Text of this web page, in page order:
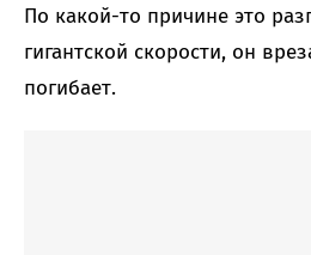
По какой-то причине это
гигантской скорости, он
погибает.